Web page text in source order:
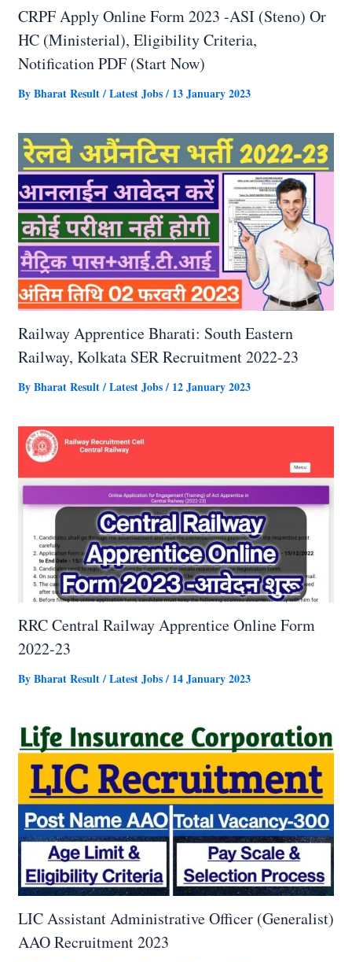
CRPF Apply Online Form 2023 -ASI (Steno) Or
HC (Ministerial), Eligibility Criteria,
Notification PDF (Start Now)
ByBharat Result/Latest Jobs/ 13 January 2023
Railway Apprentice Bharati: South Eastern
Railway, Kolkata SER Recruitment 2022-23
ByBharat Result/Latest Jobs/ 12 January 2023
RRC Central Railway Apprentice Online Form
2022-23
ByBharat Result/Latest Jobs/ 14 January 2023
LIC Assistant Administrative Officer (Generalist)
AAO Recruitment 2023